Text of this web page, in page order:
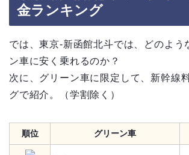
金ランキング
では、東京-新函館北斗では、どのよう
ン車に安く乗れるのか？
次に、グリーン車に限定して、新幹線
グで紹介。（学割除く）
順位 グリーン車